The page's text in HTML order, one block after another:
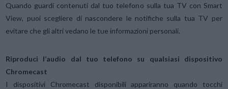
Quando guardi contenuti dal tuo telefono sulla tua TV con Smart
View, puoi scegliere di nascondere le notifiche sulla tua TV per
evitare che gli altri vedano le tue informazioni personali.
Riproduci l’audio dal tuo telefono su qualsiasi dispositivo
Chromecast
I dispositivi Chromecast disponibili appariranno quando tocchi